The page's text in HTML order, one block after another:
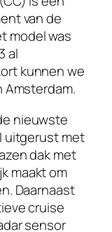
van de
model was
al
kunnen we
Amsterdam.
nieuwste
uitgerust met
dak met
maakt om
Daarnaast
cruise
sensor